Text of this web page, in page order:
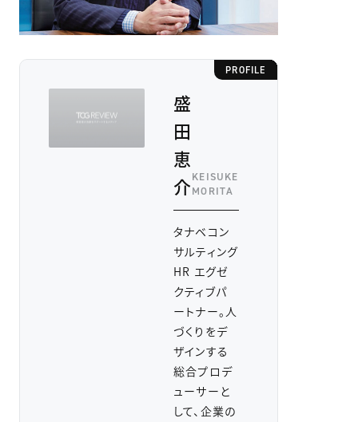
PROFILE
盛
田
恵
介KEISUKE
MORITA
タナベコン
サルティング
HR エグゼ
クティブパ
ートナー。人
づくりをデ
ザインする
総合プロデ
ューサーと
して、企業の